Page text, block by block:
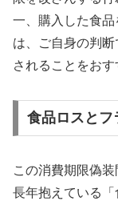
一、購入した食
は、ご自身の判
されることをおす
食品ロスとフ
この消費期限偽
長年抱えている